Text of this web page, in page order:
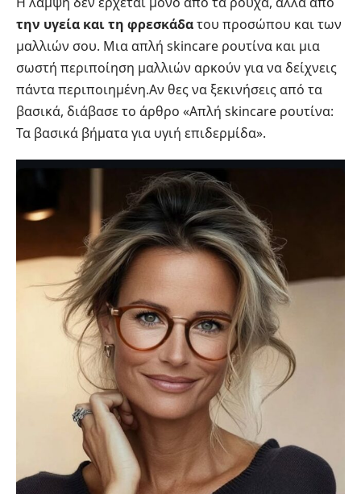
την υγεία και τη φρεσκάδατου προσώπου και των
μαλλιών σου. Μια απλή skincare ρουτίνα και μια
σωστή περιποίηση μαλλιών αρκούν για να δείχνεις
πάντα περιποιημένη.Αν θες να ξεκινήσεις από τα
βασικά, διάβασε το άρθρο «Απλή skincare ρουτίνα:
Τα βασικά βήματα για υγιή επιδερμίδα».